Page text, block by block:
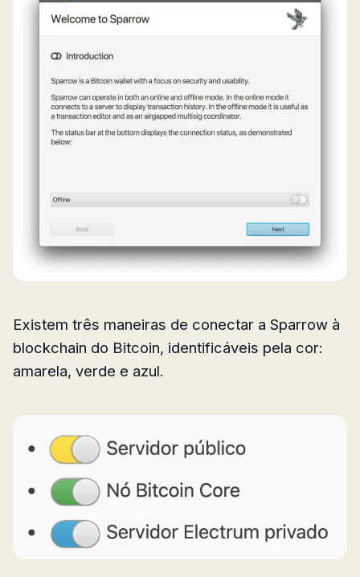
Existem três maneiras de conectar a Sparrow à
blockchain do Bitcoin, identificáveis pela cor:
amarela, verde e azul.